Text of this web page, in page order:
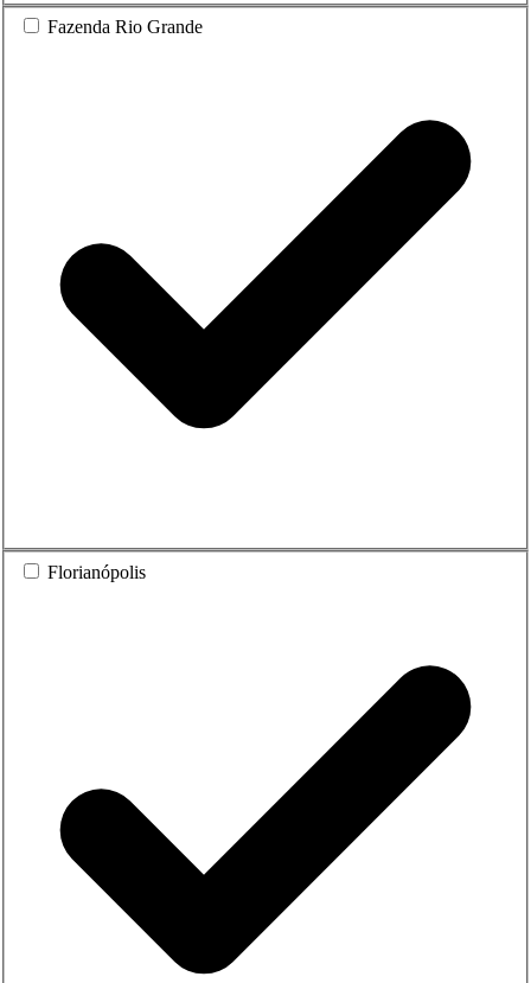
Fazenda Rio Grande
Florianópolis